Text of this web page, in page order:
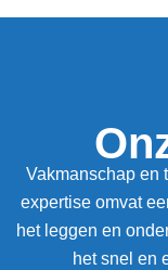
Vakmanschap en
expertise omvat
het leggen en
het snel en